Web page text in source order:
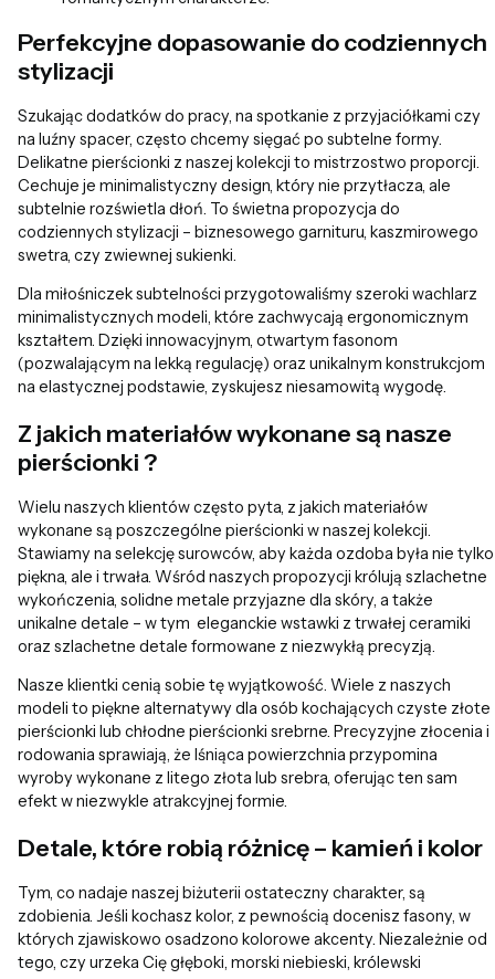
Perfekcyjne dopasowanie do codziennych
stylizacji
Szukając dodatków do pracy, na spotkanie z przyjaciółkami czy
na luźny spacer, często chcemy sięgać po subtelne formy.
Delikatne pierścionki z naszej kolekcji to mistrzostwo proporcji.
Cechuje je minimalistyczny design, który nie przytłacza, ale
subtelnie rozświetla dłoń. To świetna propozycja do
codziennych stylizacji – biznesowego garnituru, kaszmirowego
swetra, czy zwiewnej sukienki.
Dla miłośniczek subtelności przygotowaliśmy szeroki wachlarz
minimalistycznych modeli, które zachwycają ergonomicznym
kształtem. Dzięki innowacyjnym, otwartym fasonom
(pozwalającym na lekką regulację) oraz unikalnym konstrukcjom
na elastycznej podstawie, zyskujesz niesamowitą wygodę.
Z jakich materiałów wykonane są nasze
pierścionki ?
Wielu naszych klientów często pyta, z jakich materiałów
wykonane są poszczególne pierścionki w naszej kolekcji.
Stawiamy na selekcję surowców, aby każda ozdoba była nie tylko
piękna, ale i trwała. Wśród naszych propozycji królują szlachetne
wykończenia, solidne metale przyjazne dla skóry, a także
unikalne detale – w tym eleganckie wstawki z trwałej ceramiki
oraz szlachetne detale formowane z niezwykłą precyzją.
Nasze klientki cenią sobie tę wyjątkowość. Wiele z naszych
modeli to piękne alternatywy dla osób kochających czyste złote
pierścionki lub chłodne pierścionki srebrne. Precyzyjne złocenia i
rodowania sprawiają, że lśniąca powierzchnia przypomina
wyroby wykonane z litego złota lub srebra, oferując ten sam
efekt w niezwykle atrakcyjnej formie.
Detale, które robią różnicę – kamień i kolor
Tym, co nadaje naszej biżuterii ostateczny charakter, są
zdobienia. Jeśli kochasz kolor, z pewnością docenisz fasony, w
których zjawiskowo osadzono kolorowe akcenty. Niezależnie od
tego, czy urzeka Cię głęboki, morski niebieski, królewski